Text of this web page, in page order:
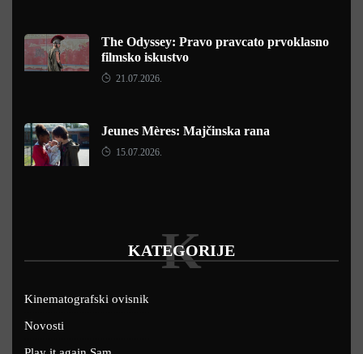
The Odyssey: Pravo pravcato prvoklasno
filmsko iskustvo
21.07.2026.
Jeunes Mères: Majčinska rana
15.07.2026.
KATEGORIJE
K
Kinematografski ovisnik
Novosti